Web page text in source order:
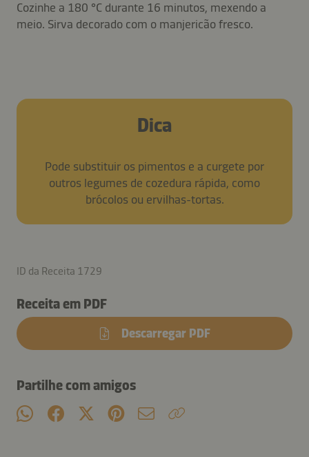
Cozinhe a 180 °C durante 16 minutos, mexendo a
meio. Sirva decorado com o manjericão fresco.
Dica
Pode substituir os pimentos e a curgete por
outros legumes de cozedura rápida, como
brócolos ou ervilhas-tortas.
ID da Receita 1729
Receita em PDF
Descarregar PDF
Partilhe com amigos